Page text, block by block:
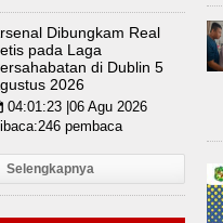
Dibungkam Real
pada Laga
di Dublin 5
2026
04:01:23 |06 Agu 2026
pembaca
Selengkapnya